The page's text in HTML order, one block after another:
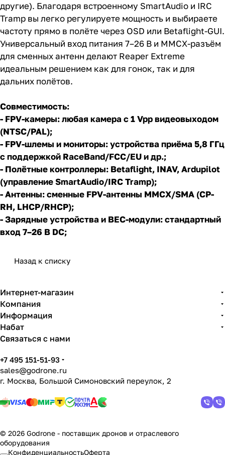
другие). Благодаря встроенному SmartAudio и IRC
Tramp вы легко регулируете мощность и выбираете
частоту прямо в полёте через OSD или Betaflight-GUI.
Универсальный вход питания 7–26 В и MMCX-разъём
для сменных антенн делают Reaper Extreme
идеальным решением как для гонок, так и для
дальних полётов.
Совместимость:
- FPV-камеры: любая камера с 1 Vpp видео­выходом
(NTSC/PAL);
- FPV-шлемы и мониторы: устройства приёма 5,8 ГГц
с поддержкой RaceBand/FCC/EU и др.;
- Полётные контроллеры: Betaflight, INAV, Ardupilot
(управление SmartAudio/IRC Tramp);
- Антенны: сменные FPV-антенны MMCX/SMA (CP-
RH, LHCP/RHCP);
- Зарядные устройства и BEC-модули: стандартный
вход 7–26 В DC;
Назад к списку
Интернет-магазин
Компания
Информация
Набат
Связаться с нами
+7 495 151-51-93
sales@godrone.ru
г. Москва, Большой Симоновский переулок, 2
© 2026 Godrone - поставщик дронов и отраслевого
оборудования
КонфиденциальностьОферта